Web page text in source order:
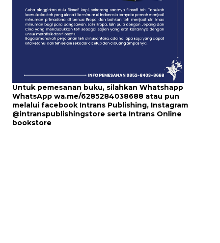
Untuk pemesanan buku, silahkan Whatshapp
WhatsApp wa.me/6285284038688 atau pun
melalui facebook Intrans Publishing, Instagram
@intranspublishingstore serta Intrans Online
bookstore